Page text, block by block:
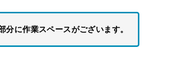
分に作業スペースがございます。